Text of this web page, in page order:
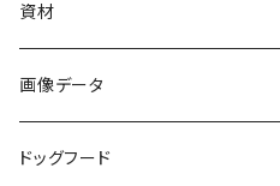
資材
画像データ
ドッグフード